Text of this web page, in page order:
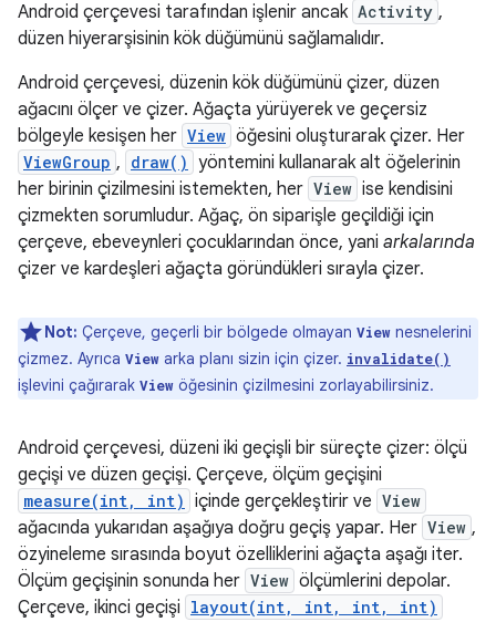
Android çerçevesi tarafından işlenir ancak Activity ,
düzen hiyerarşisinin kök düğümünü sağlamalıdır.
Android çerçevesi, düzenin kök düğümünü çizer, düzen
ağacını ölçer ve çizer. Ağaçta yürüyerek ve geçersiz
bölgeyle kesişen her View öğesini oluşturarak çizer. Her
ViewGroup , draw() yöntemini kullanarak alt öğelerinin
her birinin çizilmesini istemekten, her View ise kendisini
çizmekten sorumludur. Ağaç, ön siparişle geçildiği için
çerçeve, ebeveynleri çocuklarından önce, yani arkalarında
çizer ve kardeşleri ağaçta göründükleri sırayla çizer.
Not: Çerçeve, geçerli bir bölgede olmayan View nesnelerini
çizmez. Ayrıca View arka planı sizin için çizer. invalidate()
işlevini çağırarak View öğesinin çizilmesini zorlayabilirsiniz.
Android çerçevesi, düzeni iki geçişli bir süreçte çizer: ölçü
geçişi ve düzen geçişi. Çerçeve, ölçüm geçişini
measure(int, int) içinde gerçekleştirir ve View
ağacında yukarıdan aşağıya doğru geçiş yapar. Her View ,
özyineleme sırasında boyut özelliklerini ağaçta aşağı iter.
Ölçüm geçişinin sonunda her View ölçümlerini depolar.
Çerçeve, ikinci geçişi layout(int, int, int, int)